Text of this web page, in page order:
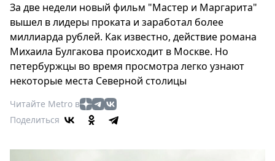
Туризм
Мода
Театр
Кино
Афиша
Книги
Выставки
релизы
За две недели новый фильм "Мастер и Маргарита"
вышел в лидеры проката и заработал более
миллиарда рублей. Как известно, действие романа
Михаила Булгакова происходит в Москве. Но
петербуржцы во время просмотра легко узнают
некоторые места Северной столицы
Читайте Metro в
Поделиться